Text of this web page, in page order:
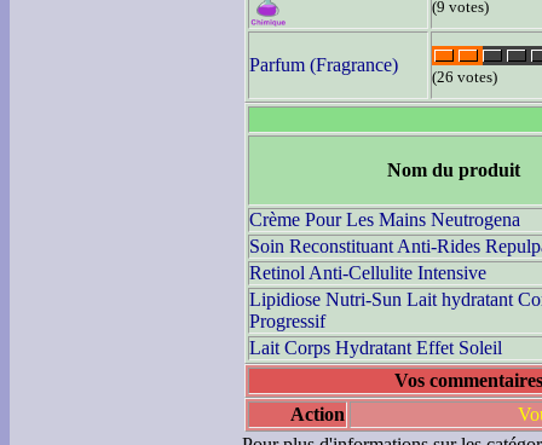
(9 votes)
Parfum (Fragrance)
(26 votes)
Nom du produit
Crème Pour Les Mains Neutrogena
Soin Reconstituant Anti-Rides
Retinol Anti-Cellulite Intensive
Lipidiose Nutri-Sun Lait hydratant
Progressif
Lait Corps Hydratant Effet Soleil
Vos
Action